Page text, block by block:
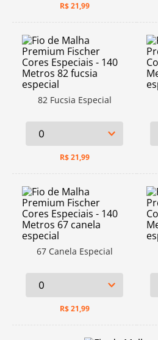
R$21,99
82 Fucsia Especial
R$21,99
67 Canela Especial
R$21,99